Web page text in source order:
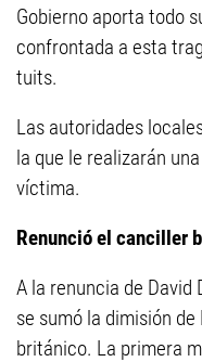
Gobierno aporta todo
confrontada a esta
tuits.
Las autoridades
la que le realizarán
víctima.
Renunció el canciller
A la renuncia de
se sumó la dimisión
británico. La primera